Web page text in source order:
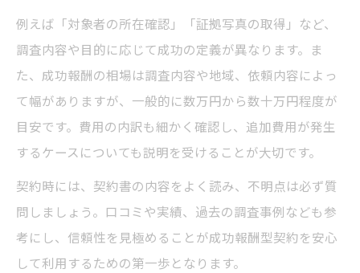
例えば「対象者の所在確認」「証拠写真の取得」など、
調査内容や目的に応じて成功の定義が異なります。ま
た、成功報酬の相場は調査内容や地域、依頼内容によっ
て幅がありますが、一般的に数万円から数十万円程度が
目安です。費用の内訳も細かく確認し、追加費用が発生
するケースについても説明を受けることが大切です。
契約時には、契約書の内容をよく読み、不明点は必ず質
問しましょう。口コミや実績、過去の調査事例なども参
考にし、信頼性を見極めることが成功報酬型契約を安心
して利用するための第一歩となります。